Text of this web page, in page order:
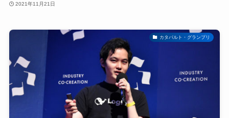
2021年11月21日
カタパルト・グランプリ